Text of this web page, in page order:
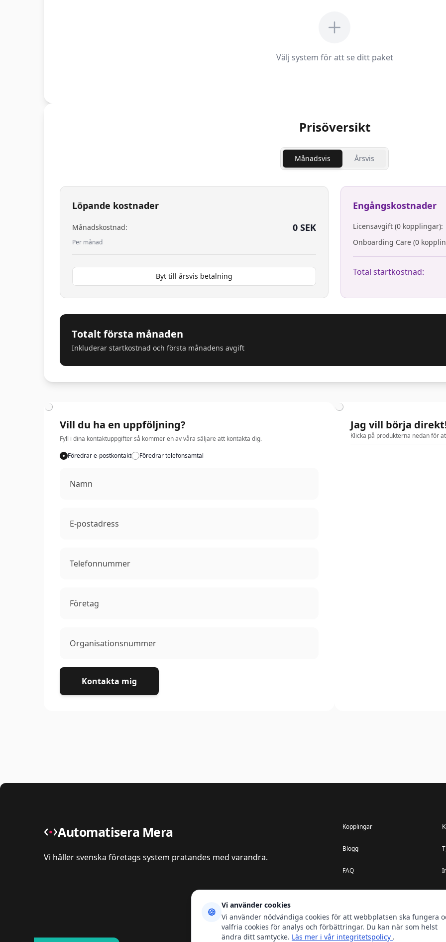
Välj system för att se ditt paket
Prisöversikt
Månadsvis Årsvis
Löpande kostnader
Månadskostnad: 0 SEK
Per månad
Byt till årsvis betalning
Engångskostnader
Licensavgift (0 kopplingar):
Onboarding Care (0
Total startkostnad:
Totalt första månaden
Inkluderar startkostnad och första månadens avgift
Vill du ha en uppföljning?
Fyll i dina kontaktuppgifter så kommer en av våra säljare att kontakta dig.
Föredrar e-postkontakt
Föredrar telefonsamtal
Kontakta mig
Jag vill börja
Klicka på produkterna nedan för
Automatisera Mera
Vi håller svenska företags system pratandes med varandra.
Kopplingar
Blogg
FAQ
© 2025 Automatisera Mera. All rights reserved.
Cookie-inställningar
🍪
Vi använder cookies
Vi använder nödvändiga cookies för att webbplatsen ska fungera
valfria cookies för analys och förbättringar. Du kan när som helst
ändra ditt samtycke. Läs mer i vår integritetspolicy .